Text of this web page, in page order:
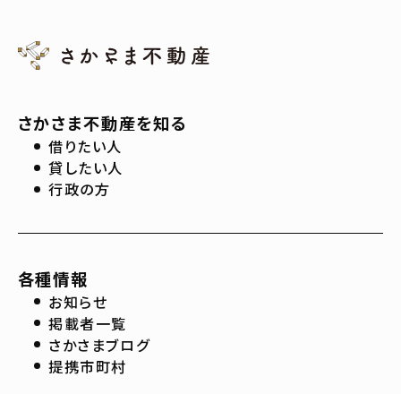
さかさま不動産を知る
借りたい人
貸したい人
行政の方
各種情報
お知らせ
掲載者一覧
さかさまブログ
提携市町村